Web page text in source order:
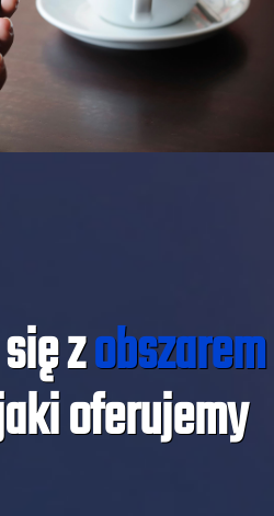
zobszarem
oferujemy